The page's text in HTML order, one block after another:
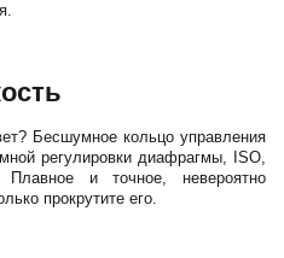
Бесшумное кольцо управления
регулировки диафрагмы, ISO,
и точное, невероятно
прокрутите его.